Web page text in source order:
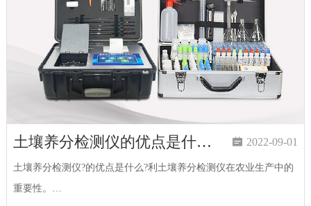
土壤养分检测仪的优点是什么？促进现代可持续健康农业  2022-09-01
土壤养分检测仪?的优点是什么?利土壤养分检测仪在农业生产中的
重要性。…